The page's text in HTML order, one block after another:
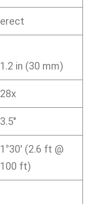
erect
1.2 in (30 mm)
28x
3.5″
1°30′ (2.6 ft @
100 ft)